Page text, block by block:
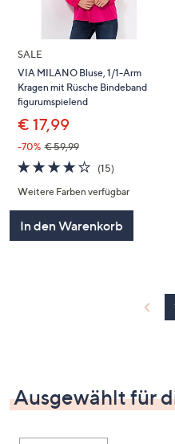
SALE
VIA MILANO Bluse, 1/1-Arm
Kragen mit Rüsche Bindeband
figurumspielend
€ 17,99
-70% € 59,99
4.2
von
5
(15)15
Weitere Farben verfügbar
In den Warenkorb
Ausgewählt für